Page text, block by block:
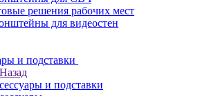
решения рабочих мест
для видеостен
и подставки
Назад
и подставки